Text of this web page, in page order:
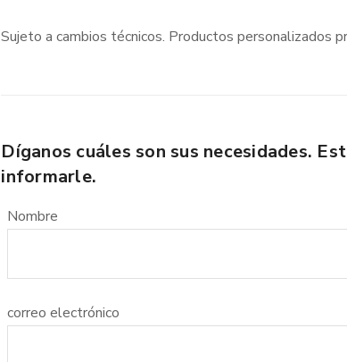
Sujeto a cambios técnicos. Productos personalizados
Díganos cuáles son sus necesidades.
informarle.
Nombre
correo electrónico